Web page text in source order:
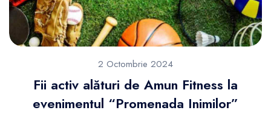
2 Octombrie 2024
Fii activ alături de Amun Fitness la
evenimentul “Promenada Inimilor”